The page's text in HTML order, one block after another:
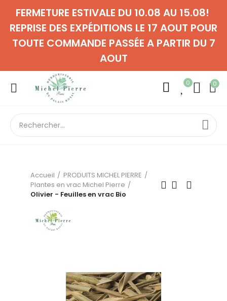
FERMETURE ESTIVALE DU 10.08 AU 15.08!
REPRISE DES EXPÉDITIONS LE 17 AOUT POUR
TOUTE COMMANDE PASSÉE A PARTIR DU 7
AOUT
0 0
Accueil
PRODUITS MICHEL PIERRE
Plantes en vrac Michel Pierre
Olivier - Feuilles en vrac Bio